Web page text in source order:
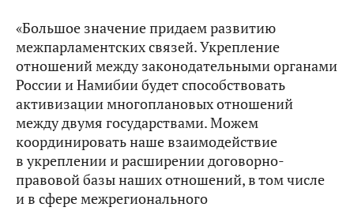
«Большое значение придаем развитию
межпарламентских связей. Укрепление
отношений между законодательными органами
России и Намибии будет способствовать
активизации многоплановых отношений
между двумя государствами. Можем
координировать наше взаимодействие
в укреплении и расширении договорно-
правовой базы наших отношений, в том числе
и в сфере межрегионального